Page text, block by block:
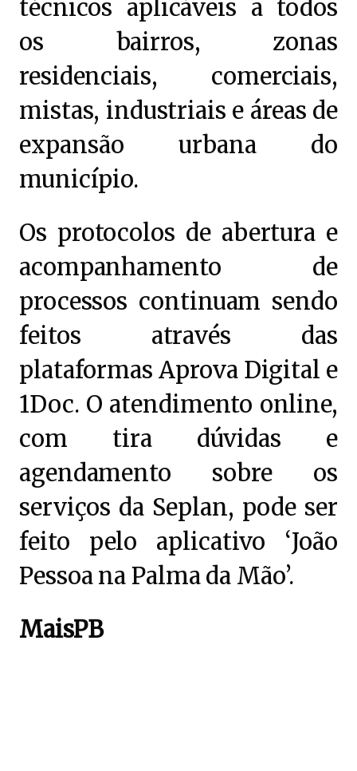
técnicos aplicáveis a todos
os bairros, zonas
residenciais, comerciais,
mistas, industriais e áreas de
expansão urbana do
município.
Os protocolos de abertura e
acompanhamento de
processos continuam sendo
feitos através das
plataformas Aprova Digital e
1Doc. O atendimento online,
com tira dúvidas e
agendamento sobre os
serviços da Seplan, pode ser
feito pelo aplicativo ‘João
Pessoa na Palma da Mão’.
MaisPB